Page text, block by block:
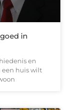
in
en
een huis wilt